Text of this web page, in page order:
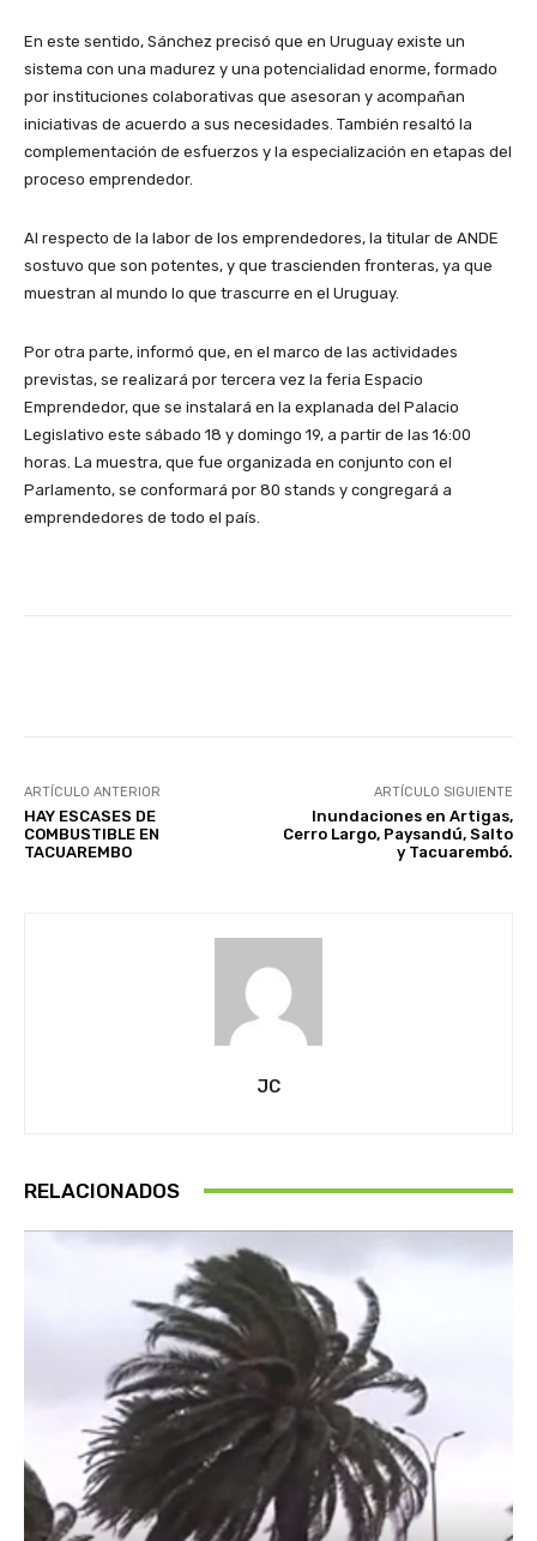
En este sentido, Sánchez precisó que en Uruguay existe un
sistema con una madurez y una potencialidad enorme, formado
por instituciones colaborativas que asesoran y acompañan
iniciativas de acuerdo a sus necesidades. También resaltó la
complementación de esfuerzos y la especialización en etapas del
proceso emprendedor.
Al respecto de la labor de los emprendedores, la titular de ANDE
sostuvo que son potentes, y que trascienden fronteras, ya que
muestran al mundo lo que trascurre en el Uruguay.
Por otra parte, informó que, en el marco de las actividades
previstas, se realizará por tercera vez la feria Espacio
Emprendedor, que se instalará en la explanada del Palacio
Legislativo este sábado 18 y domingo 19, a partir de las 16:00
horas. La muestra, que fue organizada en conjunto con el
Parlamento, se conformará por 80 stands y congregará a
emprendedores de todo el país.
ARTÍCULO ANTERIOR
HAY ESCASES DE
COMBUSTIBLE EN
TACUAREMBO
ARTÍCULO SIGUIENTE
Inundaciones en Artigas,
Cerro Largo, Paysandú, Salto
y Tacuarembó.
JC
RELACIONADOS